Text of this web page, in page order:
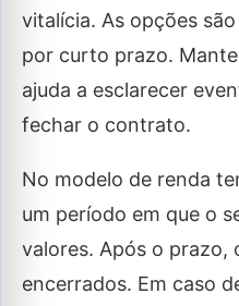
vitalícia. As opções
por curto prazo.
ajuda a esclarecer
fechar o contrato.
No modelo de renda
um período em que o
valores. Após o prazo,
encerrados. Em caso